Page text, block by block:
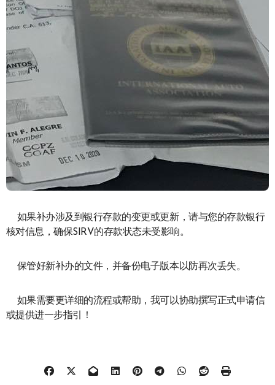
如果补办涉及到银行存款的变更或更新，请与您的存款银行
核对信息，确保SIRV的存款状态未受影响。
保管好新补办的文件，并备份电子版本以防再次丢失。
如果需要更详细的流程或帮助，我可以协助撰写正式申请信
或提供进一步指引！